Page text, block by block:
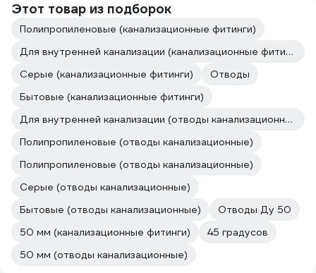
Этот товар из подборок
Полипропиленовые (канализационные фитинги)
Для внутренней канализации (канализационные фитинги)
Серые (канализационные фитинги)
Отводы
Бытовые (канализационные фитинги)
Для внутренней канализации (отводы канализационные)
Полипропиленовые (отводы канализационные)
Полипропиленовые (отводы канализационные)
Серые (отводы канализационные)
Бытовые (отводы канализационные)
Отводы Ду 50
50 мм (канализационные фитинги)
45 градусов
50 мм (отводы канализационные)